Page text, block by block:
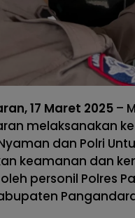
17 Maret 2025 –
melaksanakan
dan Polri
keamanan dan
personil Polres